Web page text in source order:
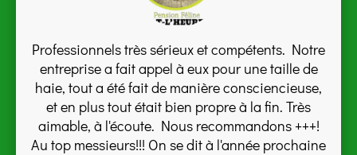
Professionnels très sérieux et compétents. Notre
entreprise a fait appel à eux pour une taille de
haie, tout a été fait de manière consciencieuse,
et en plus tout était bien propre à la fin. Très
aimable, à l'écoute. Nous recommandons +++!
Au top messieurs!!! On se dit à l'année prochaine